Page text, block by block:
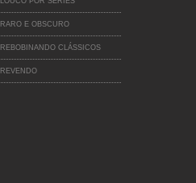
RARO E OBSCURO
REBOBINANDO CLÁSSICOS
REVENDO